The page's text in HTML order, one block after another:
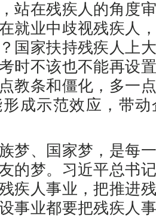
站在残疾人的角度
就业中歧视残疾人
国家扶持残疾人上
时不该也不能再设
教条和僵化，多一
成示范效应，带
、国家梦，是每一
的梦。习近平总书
疾人事业，把推进
事业都要把残疾人